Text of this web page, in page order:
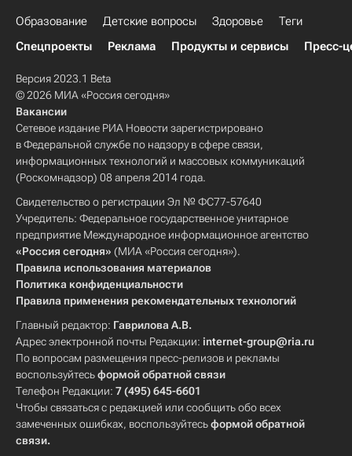
Образование Детские вопросы Здоровье
Теги
Спецпроекты
Реклама Продукты и сервисы Пресс-
Версия 2023.1 Beta
© 2026 МИА «Россия сегодня»
Вакансии
Сетевое издание РИА Новости зарегистрировано
в Федеральной службе по надзору в сфере связи,
информационных технологий и массовых коммуникаций
(Роскомнадзор) 08 апреля 2014 года.
Свидетельство о регистрации Эл № ФС77-57640
Учредитель: Федеральное государственное унитарное
предприятие Международное информационное агентство
«Россия сегодня» (МИА «Россия сегодня»).
Правила использования материалов
Политика конфиденциальности
Правила применения рекомендательных технологий
Главный редактор: Гаврилова А.В.
Адрес электронной почты Редакции: internet-group@ria.ru
По вопросам размещения пресс-релизов и рекламы
воспользуйтесьформой обратной связи
Телефон Редакции: 7 (495) 645-6601
Чтобы связаться с редакцией или сообщить обо всех
замеченных ошибках, воспользуйтесьформой обратной
связи.